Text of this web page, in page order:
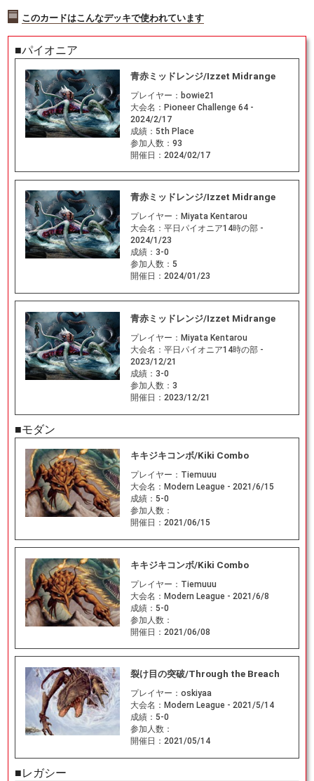
このカードはこんなデッキで使われています
■パイオニア
青赤ミッドレンジ/Izzet Midrange
プレイヤー： bowie21
大会名： Pioneer Challenge 64 -
2024/2/17
成績： 5th Place
参加人数： 93
開催日： 2024/02/17
青赤ミッドレンジ/Izzet Midrange
プレイヤー： Miyata Kentarou
大会名： 平日パイオニア14時の部 -
2024/1/23
成績： 3-0
参加人数： 5
開催日： 2024/01/23
青赤ミッドレンジ/Izzet Midrange
プレイヤー： Miyata Kentarou
大会名： 平日パイオニア14時の部 -
2023/12/21
成績： 3-0
参加人数： 3
開催日： 2023/12/21
■モダン
キキジキコンボ/Kiki Combo
プレイヤー： Tiemuuu
大会名： Modern League - 2021/6/15
成績： 5-0
参加人数：
開催日： 2021/06/15
キキジキコンボ/Kiki Combo
プレイヤー： Tiemuuu
大会名： Modern League - 2021/6/8
成績： 5-0
参加人数：
開催日： 2021/06/08
裂け目の突破/Through the Breach
プレイヤー： oskiyaa
大会名： Modern League - 2021/5/14
成績： 5-0
参加人数：
開催日： 2021/05/14
■レガシー